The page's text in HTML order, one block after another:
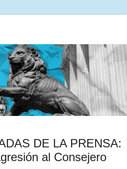
DE LA PRENSA:
al Consejero